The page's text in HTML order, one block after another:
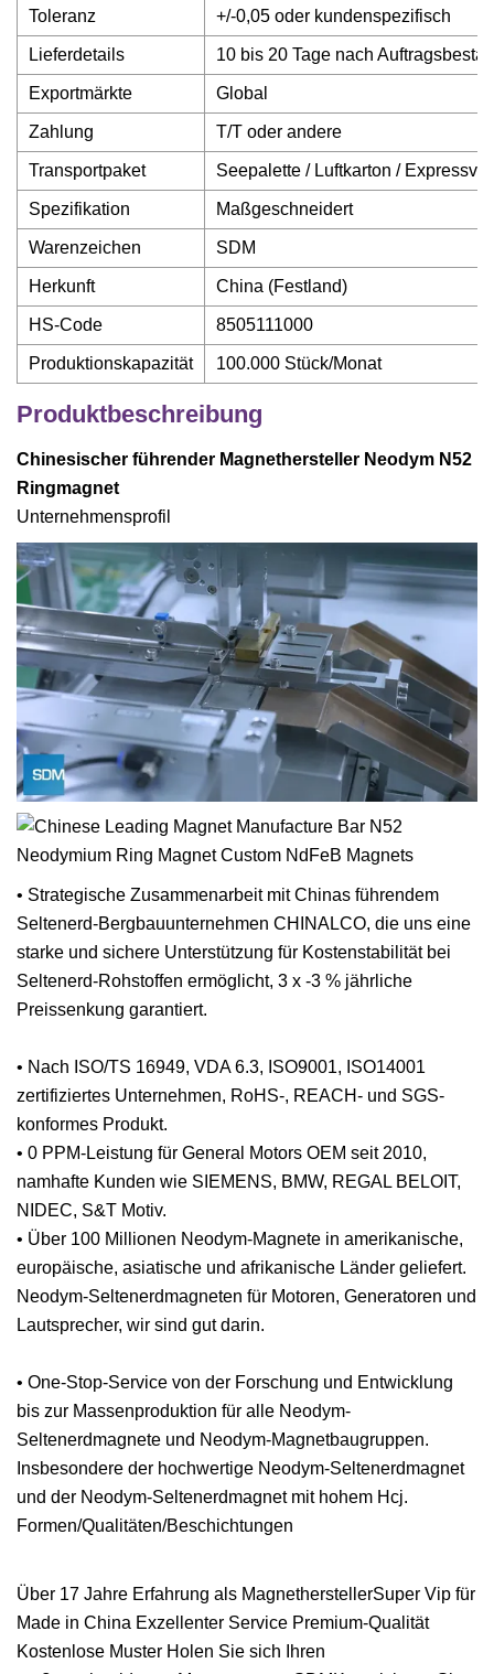
Toleranz +/-0,05 oder kundenspezifisch
Lieferdetails 10 bis 20 Tage nach
Exportmärkte Global
Zahlung T/T oder andere
Transportpaket Seepalette / Luftkarton /
Spezifikation Maßgeschneidert
Warenzeichen SDM
Herkunft China (Festland)
HS-Code 8505111000
Produktionskapazität 100.000 Stück/Monat
Produktbeschreibung
Chinesischer führender Magnethersteller Neodym N52
Ringmagnet
Unternehmensprofil
• Strategische Zusammenarbeit mit Chinas führendem
Seltenerd-Bergbauunternehmen CHINALCO, die uns eine
starke und sichere Unterstützung für Kostenstabilität bei
Seltenerd-Rohstoffen ermöglicht, 3 x -3 % jährliche
Preissenkung garantiert.
• Nach ISO/TS 16949, VDA 6.3, ISO9001, ISO14001
zertifiziertes Unternehmen, RoHS-, REACH- und SGS-
konformes Produkt.
• 0 PPM-Leistung für General Motors OEM seit 2010,
namhafte Kunden wie SIEMENS, BMW, REGAL BELOIT,
NIDEC, S&T Motiv.
• Über 100 Millionen Neodym-Magnete in amerikanische,
europäische, asiatische und afrikanische Länder geliefert.
Neodym-Seltenerdmagneten für Motoren, Generatoren und
Lautsprecher, wir sind gut darin.
• One-Stop-Service von der Forschung und Entwicklung
bis zur Massenproduktion für alle Neodym-
Seltenerdmagnete und Neodym-Magnetbaugruppen.
Insbesondere der hochwertige Neodym-Seltenerdmagnet
und der Neodym-Seltenerdmagnet mit hohem Hcj.
Formen/Qualitäten/Beschichtungen
Über 17 Jahre Erfahrung als MagnetherstellerSuper Vip für
Made in China Exzellenter Service Premium-Qualität
Kostenlose Muster Holen Sie sich Ihren